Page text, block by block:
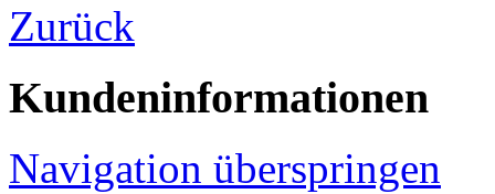
Zurück
Kundeninformationen
Navigation überspringen